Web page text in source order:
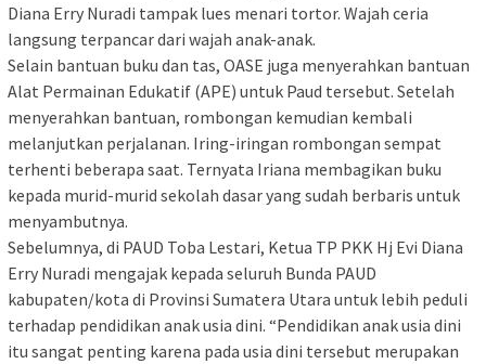
Diana Erry Nuradi tampak lues menari tortor. Wajah ceria
langsung terpancar dari wajah anak-anak.
Selain bantuan buku dan tas, OASE juga menyerahkan bantuan
Alat Permainan Edukatif (APE) untuk Paud tersebut. Setelah
menyerahkan bantuan, rombongan kemudian kembali
melanjutkan perjalanan. Iring-iringan rombongan sempat
terhenti beberapa saat. Ternyata Iriana membagikan buku
kepada murid-murid sekolah dasar yang sudah berbaris untuk
menyambutnya.
Sebelumnya, di PAUD Toba Lestari, Ketua TP PKK Hj Evi Diana
Erry Nuradi mengajak kepada seluruh Bunda PAUD
kabupaten/kota di Provinsi Sumatera Utara untuk lebih peduli
terhadap pendidikan anak usia dini. “Pendidikan anak usia dini
itu sangat penting karena pada usia dini tersebut merupakan